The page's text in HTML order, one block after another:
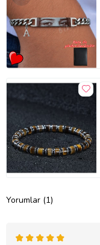
Yorumlar (1)